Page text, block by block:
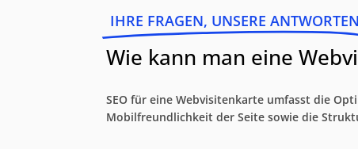
IHRE FRAGEN, UNSERE
Wie kann man eine
SEO für eine Webvisitenkarte umfasst die
Mobilfreundlichkeit der Seite sowie die